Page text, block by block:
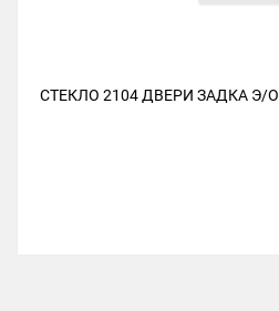
СТЕКЛО 2104 ДВЕРИ ЗАДКА Э/О